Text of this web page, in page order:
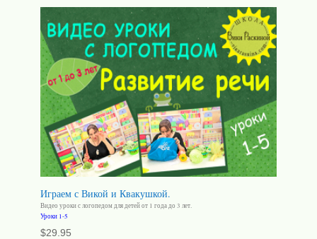
Играем с Викой и Квакушкой.
Видео уроки с логопедом для детей от 1 года до 3 лет.
Уроки 1-5
$29.95